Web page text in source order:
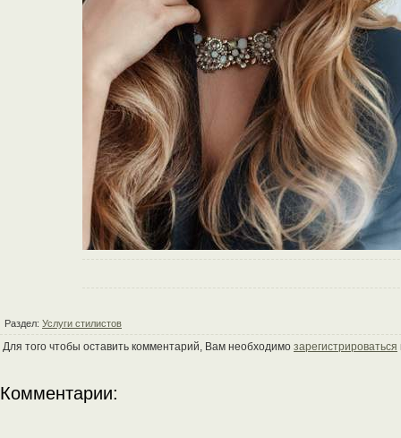
Раздел: Услуги стилистов
Для того чтобы оставить комментарий, Вам необходимо зарегистрироваться
Комментарии: